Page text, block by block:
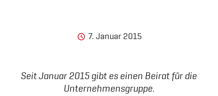
7. Januar 2015
Seit Januar 2015 gibt es einen Beirat für die
Unternehmensgruppe.